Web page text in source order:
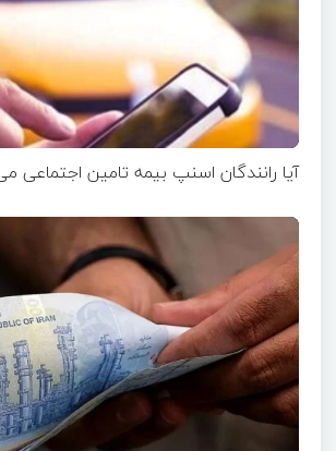
آیا رانندگان اسنپ بیمه تامین اجتماعی